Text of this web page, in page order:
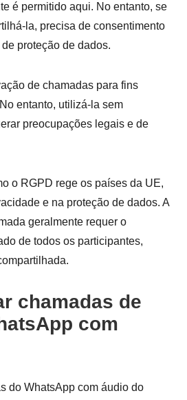
é permitido aqui. No entanto, se
la, precisa de consentimento
proteção de dados.
de chamadas para fins
entanto, utilizá-la sem
preocupações legais e de
o RGPD rege os países da UE,
e na proteção de dados. A
geralmente requer o
de todos os participantes,
chamadas de
com
do WhatsApp com áudio do